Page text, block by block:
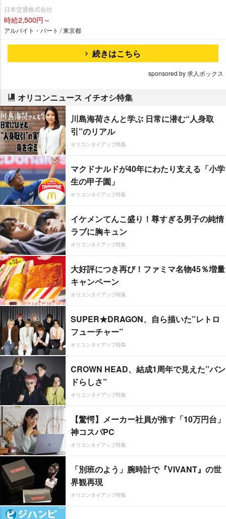
日本交通株式会社
時給2,500円～
アルバイト・パート / 東京都
続きはこちら
sponsored by 求人ボックス
オリコンニュース イチオシ特集
川島海荷さんと学ぶ 日常に潜む“人身取
引”のリアル
オリコンタイアップ特集
マクドナルドが40年にわたり支える「小学
生の甲子園」
オリコンタイアップ特集
イケメンてんこ盛り！尊すぎる男子の純情
ラブに胸キュン
オリコンタイアップ特集
大好評につき再び！ファミマ名物45％増量
キャンペーン
オリコンタイアップ特集
SUPER★DRAGON、自ら描いた”レトロ
フューチャー”
オリコンタイアップ特集
CROWN HEAD、結成1周年で見えた”バン
ドらしさ”
オリコンタイアップ特集
【驚愕】メーカー社員が推す「10万円台」
神コスパPC
オリコンタイアップ特集
「別班のよう」腕時計で『VIVANT』の世
界観再現
オリコンタイアップ特集